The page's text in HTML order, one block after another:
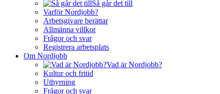
Så går det till
Varför Nordjobb?
Arbetsgivare berättar
Allmänna villkor
Frågor och svar
Registrera arbetsplats
Om Nordjobb
Vad är Nordjobb?
Kultur och fritid
Uthyrning
Frågor och svar